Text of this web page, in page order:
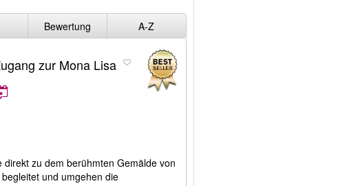
Bewertung A-Z
zur Mona Lisa
direkt zu dem berühmten Gemälde von
und umgehen die